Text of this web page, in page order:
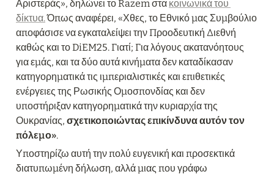
Αριστεράς», δηλώνει το Razem στα κοινωνικά του
δίκτυα. Όπως αναφέρει, «Χθες, το Εθνικό μας Συμβούλιο
αποφάσισε να εγκαταλείψει την Προοδευτική Διεθνή
καθώς και το DiEM25. Γιατί; Για λόγους ακατανόητους
για εμάς, και τα δύο αυτά κινήματα δεν καταδίκασαν
κατηγορηματικά τις ιμπεριαλιστικές και επιθετικές
ενέργειες της Ρωσικής Ομοσπονδίας και δεν
υποστήριξαν κατηγορηματικά την κυριαρχία της
Ουκρανίας, σχετικοποιώντας επικίνδυνα αυτόν τον
πόλεμο».
Υποστηρίζω αυτή την πολύ ευγενική και προσεκτικά
διατυπωμένη δήλωση, αλλά μιας που γράφω